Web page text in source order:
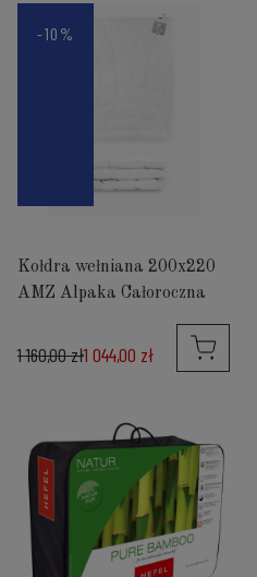
-10%
Kołdra wełniana 200x220
AMZ Alpaka Całoroczna
1 044,00 zł
1 160,00 zł